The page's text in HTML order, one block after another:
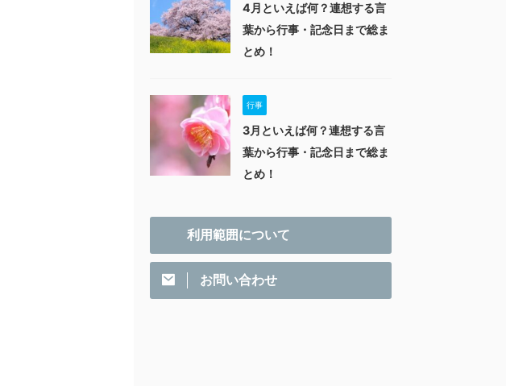
4月といえば何？連想する言
葉から行事・記念日まで総ま
とめ！
行事
3月といえば何？連想する言
葉から行事・記念日まで総ま
とめ！
利用範囲について
お問い合わせ